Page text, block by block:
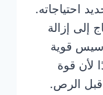
احتياجاته.
إلى إزالة
قوية
لأن قوة
قبل الرص.